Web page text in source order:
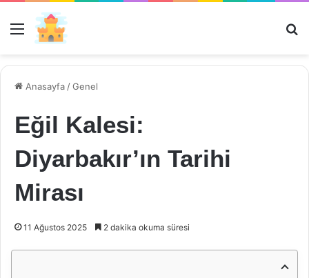
Menü
Anasayfa /Genel
Eğil Kalesi:
Diyarbakır’ın Tarihi
Mirası
11 Ağustos 2025 2 dakika okuma süresi